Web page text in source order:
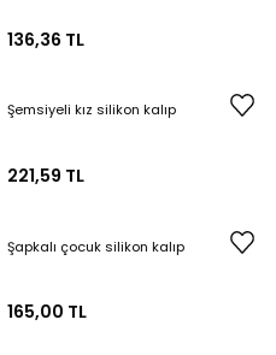
136,36 TL
Şemsiyeli kız silikon kalıp
221,59 TL
Şapkalı çocuk silikon kalıp
165,00 TL